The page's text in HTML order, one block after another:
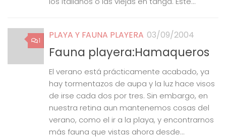
1 PLAYA Y FAUNA PLAYERA 03/09/2004
Fauna playera:Hamaqueros
El verano está prácticamente acabado, ya
hay tormentazos de aupa y la luz hace visos
de irse cada dos por tres. Sin embargo, en
nuestra retina aun mantenemos cosas del
verano, como el ir a la playa, y encontrarnos
más fauna que vistas ahora desde...